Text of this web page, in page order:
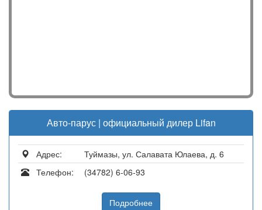
Авто-парус | официальный дилер Lifan
Адрес:
Туймазы, ул. Салавата Юлаева, д. 6
Телефон:
(34782) 6-06-93
Подробнее